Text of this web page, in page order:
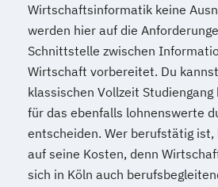
Wirtschaftsinformatik keine
werden hier auf die
Schnittstelle zwischen
Wirtschaft vorbereitet. Du
klassischen Vollzeit Studiengang
für das ebenfalls lohnenswerte
entscheiden. Wer berufstätig
auf seine Kosten, denn
sich in Köln auch